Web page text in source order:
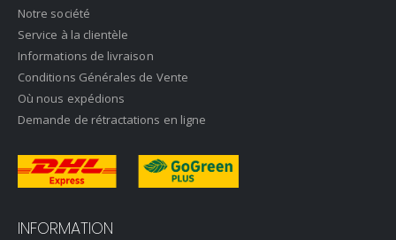
Notre société
Service à la clientèle
Informations de livraison
Conditions Générales de Vente
Où nous expédions
Demande de rétractations en ligne
INFORMATION